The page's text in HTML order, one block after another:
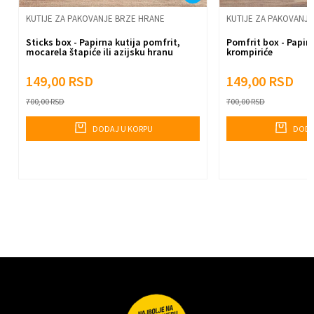
Pošalji
KUTIJE ZA PAKOVANJE BRZE HRANE
Sticks box - Papirna kutija pomfrit,
mocarela štapiće ili azijsku hranu
149,00 RSD
700,00RSD
DODAJ U KORPU
KUTIJE ZA
Pomfrit box -
krompiriće
149,00 RSD
700,00RSD